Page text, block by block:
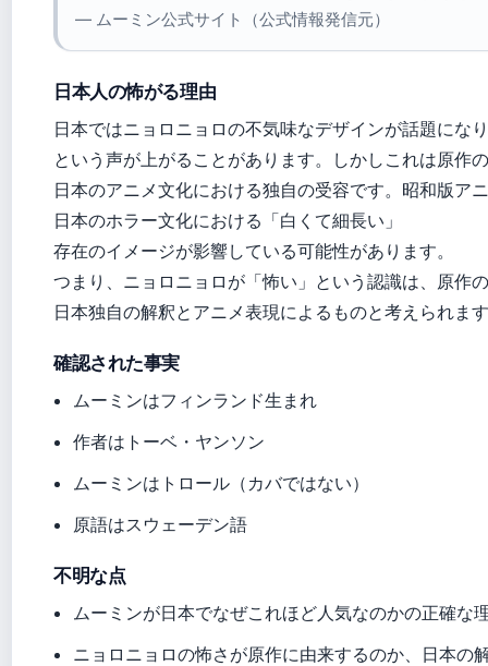
— ムーミン公式サイト（公式情報発信元）
日本人の怖がる理由
日本ではニョロニョロの不気味なデザインが話題にな
という声が上がることがあります。しかしこれは原作
日本のアニメ文化における独自の受容です。昭和版ア
日本のホラー文化における「白くて細長い」
存在のイメージが影響している可能性があります。
つまり、ニョロニョロが「怖い」という認識は、原作
日本独自の解釈とアニメ表現によるものと考えられま
確認された事実
ムーミンはフィンランド生まれ
作者はトーベ・ヤンソン
ムーミンはトロール（カバではない）
原語はスウェーデン語
不明な点
ムーミンが日本でなぜこれほど人気なのかの正確な
ニョロニョロの怖さが原作に由来するのか、日本の